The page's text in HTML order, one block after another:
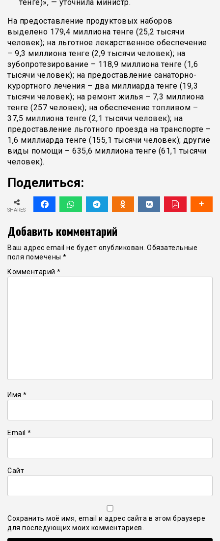
тенге)», — уточнила министр.
На предоставление продуктовых наборов
выделено 179,4 миллиона тенге (25,2 тысячи
человек); на льготное лекарственное обеспечение
– 9,3 миллиона тенге (2,9 тысячи человек); на
зубопротезирование – 118,9 миллиона тенге (1,6
тысячи человек); на предоставление санаторно-
курортного лечения – два миллиарда тенге (19,3
тысячи человек); на ремонт жилья – 7,3 миллиона
тенге (257 человек); на обеспечение топливом –
37,5 миллиона тенге (2,1 тысячи человек); на
предоставление льготного проезда на транспорте –
1,6 миллиарда тенге (155,1 тысячи человек); другие
виды помощи – 635,6 миллиона тенге (61,1 тысячи
человек).
Поделиться:
SHARES
Добавить комментарий
Ваш адрес email не будет опубликован. Обязательные
поля помечены *
Комментарий *
Имя *
Email *
Сайт
Сохранить моё имя, email и адрес сайта в этом браузере
для последующих моих комментариев.